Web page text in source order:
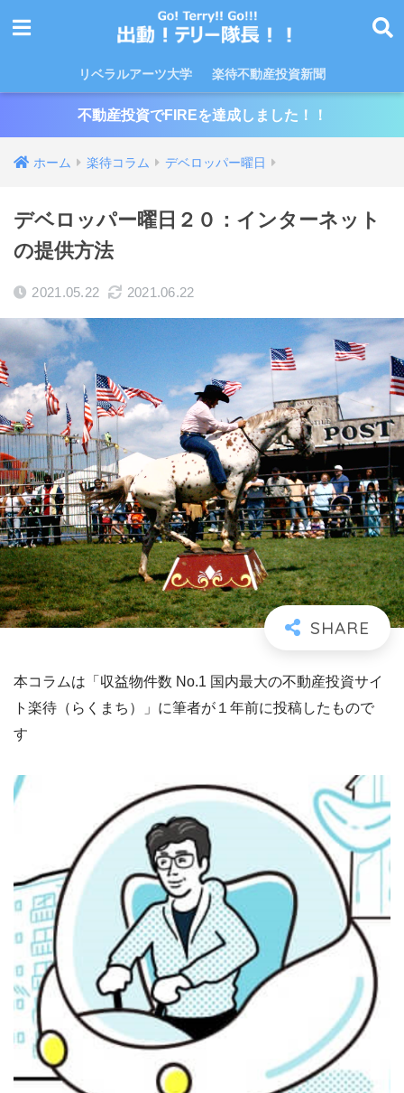
リベラルアーツ大学 楽待不動産投資新聞
不動産投資でFIREを達成しました！！
ホーム 楽待コラム デベロッパー曜日
デベロッパー曜日２０：インターネット
の提供方法
2021.05.22 2021.06.22
本コラムは「収益物件数 No.1 国内最大の不動産投資サイ
ト楽待（らくまち）」に筆者が１年前に投稿したもので
す